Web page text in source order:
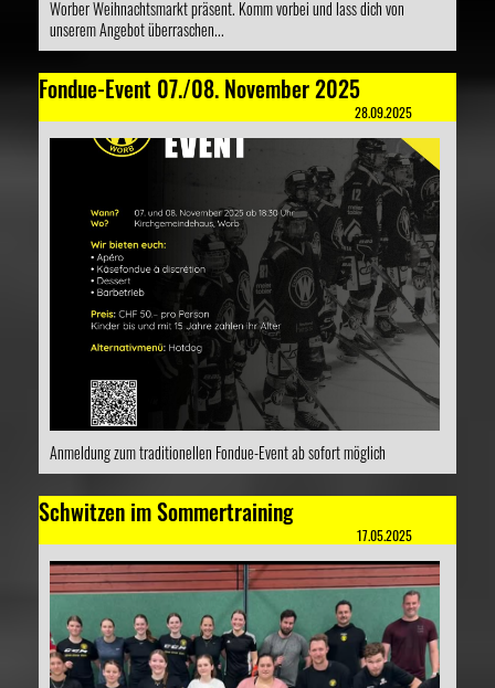
Worber Weihnachtsmarkt präsent. Komm vorbei und lass dich von
unserem Angebot überraschen...
Fondue-Event 07./08. November 2025
28.09.2025
Anmeldung zum traditionellen Fondue-Event ab sofort möglich
Schwitzen im Sommertraining
17.05.2025